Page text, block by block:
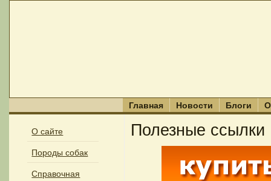
Главная Новости Блоги
О сайте
Породы собак
Справочная
Полезные ссылки